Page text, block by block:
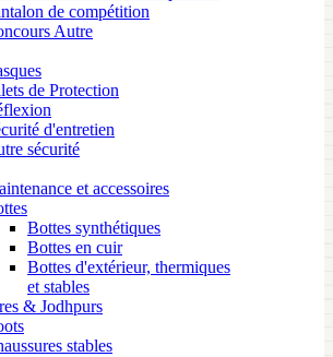
de compétition
Autre
de Protection
d'entretien
sécurité
et accessoires
Bottes synthétiques
Bottes en cuir
Bottes d'extérieur, thermiques
et stables
& Jodhpurs
stables